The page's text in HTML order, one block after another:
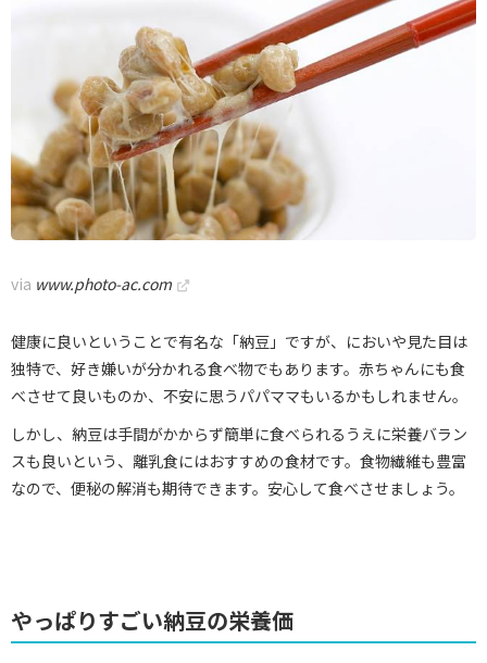
via www.photo-ac.com
健康に良いということで有名な「納豆」ですが、においや見た目は
独特で、好き嫌いが分かれる食べ物でもあります。赤ちゃんにも食
べさせて良いものか、不安に思うパパママもいるかもしれません。
しかし、納豆は手間がかからず簡単に食べられるうえに栄養バラン
スも良いという、離乳食にはおすすめの食材です。食物繊維も豊富
なので、便秘の解消も期待できます。安心して食べさせましょう。
やっぱりすごい納豆の栄養価